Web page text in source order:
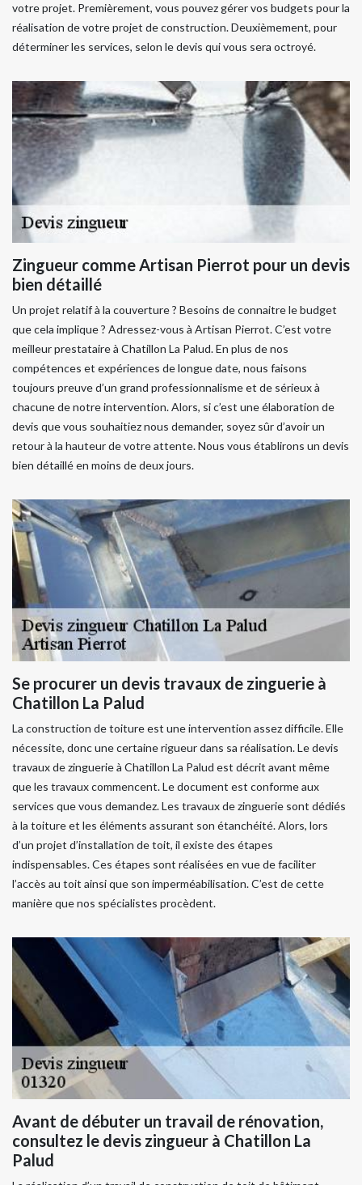
votre projet. Premièrement, vous pouvez gérer vos budgets pour la
réalisation de votre projet de construction. Deuxièmement, pour
déterminer les services, selon le devis qui vous sera octroyé.
Zingueur comme Artisan Pierrot pour un devis
bien détaillé
Un projet relatif à la couverture ? Besoins de connaitre le budget
que cela implique ? Adressez-vous à Artisan Pierrot. C’est votre
meilleur prestataire à Chatillon La Palud. En plus de nos
compétences et expériences de longue date, nous faisons
toujours preuve d’un grand professionnalisme et de sérieux à
chacune de notre intervention. Alors, si c’est une élaboration de
devis que vous souhaitiez nous demander, soyez sûr d’avoir un
retour à la hauteur de votre attente. Nous vous établirons un devis
bien détaillé en moins de deux jours.
Se procurer un devis travaux de zinguerie à
Chatillon La Palud
La construction de toiture est une intervention assez difficile. Elle
nécessite, donc une certaine rigueur dans sa réalisation. Le devis
travaux de zinguerie à Chatillon La Palud est décrit avant même
que les travaux commencent. Le document est conforme aux
services que vous demandez. Les travaux de zinguerie sont dédiés
à la toiture et les éléments assurant son étanchéité. Alors, lors
d’un projet d’installation de toit, il existe des étapes
indispensables. Ces étapes sont réalisées en vue de faciliter
l’accès au toit ainsi que son imperméabilisation. C’est de cette
manière que nos spécialistes procèdent.
Avant de débuter un travail de rénovation,
consultez le devis zingueur à Chatillon La
Palud